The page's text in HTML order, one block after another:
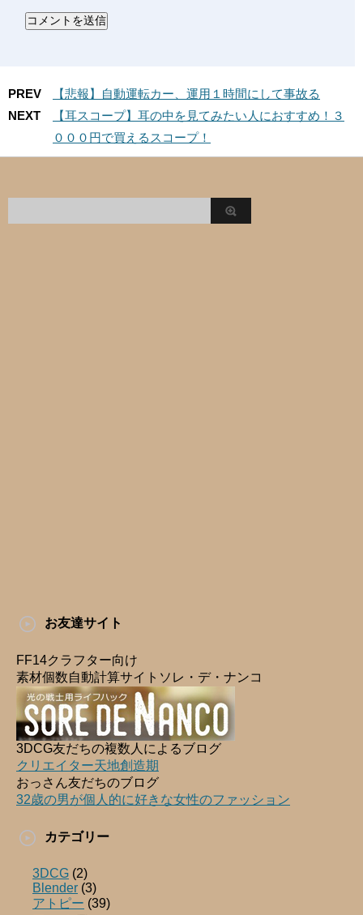
PREV
【悲報】自動運転カー、運用１時間にして事故る
NEXT
【耳スコープ】耳の中を見てみたい人におすすめ！３
０００円で買えるスコープ！
お友達サイト
FF14クラフター向け
素材個数自動計算サイトソレ・デ・ナンコ
3DCG友だちの複数人によるブログ
クリエイター天地創造期
おっさん友だちのブログ
32歳の男が個人的に好きな女性のファッション
カテゴリー
3DCG (2)
Blender (3)
アトピー (39)